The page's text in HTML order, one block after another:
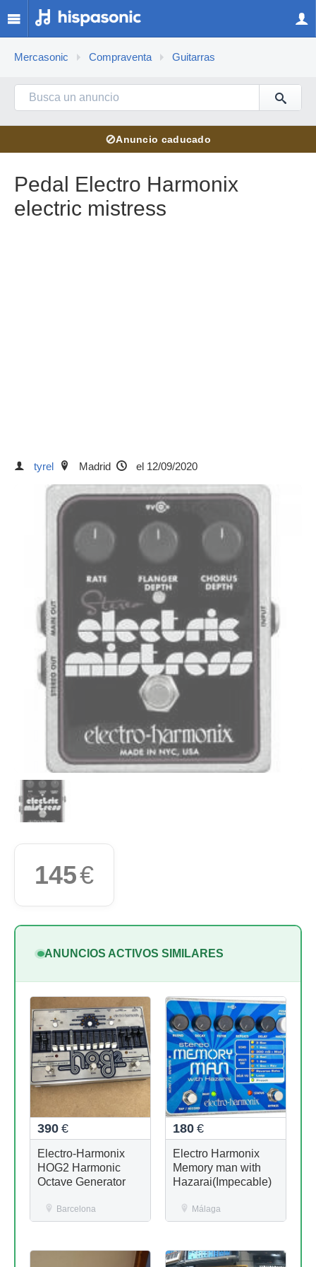
Mercasonic Compraventa Guitarras
⊘Anuncio caducado
Pedal Electro Harmonix
electric mistress
tyrel Madrid el 12/09/2020
145€
ANUNCIOS ACTIVOS SIMILARES
390 €
Electro-Harmonix
HOG2 Harmonic
Octave Generator
Barcelona
180 €
Electro Harmonix
Memory man with
Hazarai(Impecable)
Málaga